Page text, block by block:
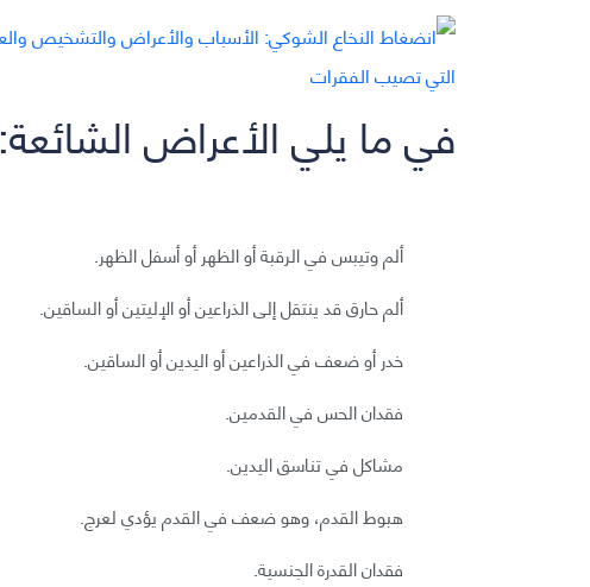
في ما يلي الأعراض الشائعة:
ألم وتيبس في الرقبة أو الظهر أو أسفل الظهر.
ألم حارق قد ينتقل إلى الذراعين أو الإليتين أو الساقين.
خدر أو ضعف في الذراعين أو اليدين أو الساقين.
فقدان الحس في القدمين.
مشاكل في تناسق اليدين.
هبوط القدم، وهو ضعف في القدم يؤدي لعرج.
فقدان القدرة الجنسية.